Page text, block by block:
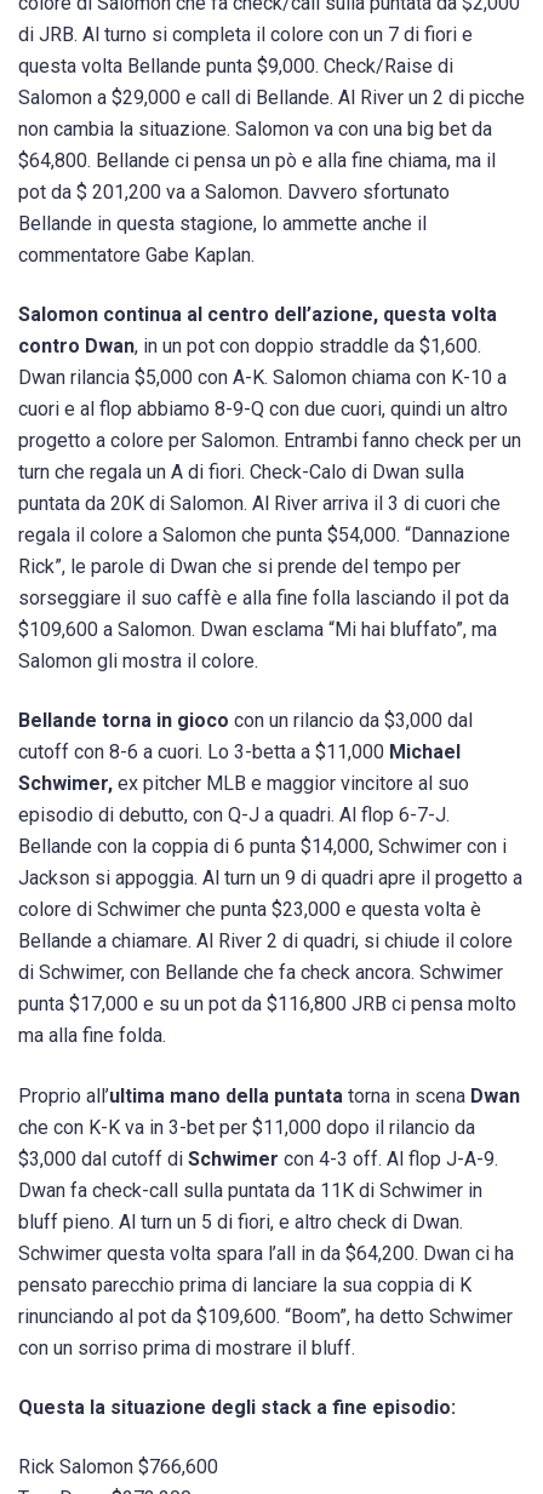
di JRB. Al turno si completa il colore con un 7 di fiori e
questa volta Bellande punta $9,000. Check/Raise di
Salomon a $29,000 e call di Bellande. Al River un 2 di picche
non cambia la situazione. Salomon va con una big bet da
$64,800. Bellande ci pensa un pò e alla fine chiama, ma il
pot da $ 201,200 va a Salomon. Davvero sfortunato
Bellande in questa stagione, lo ammette anche il
commentatore Gabe Kaplan.
Salomon continua al centro dell’azione, questa volta
contro Dwan, in un pot con doppio straddle da $1,600.
Dwan rilancia $5,000 con A-K. Salomon chiama con K-10 a
cuori e al flop abbiamo 8-9-Q con due cuori, quindi un altro
progetto a colore per Salomon. Entrambi fanno check per un
turn che regala un A di fiori. Check-Calo di Dwan sulla
puntata da 20K di Salomon. Al River arriva il 3 di cuori che
regala il colore a Salomon che punta $54,000. “Dannazione
Rick”, le parole di Dwan che si prende del tempo per
sorseggiare il suo caffè e alla fine folla lasciando il pot da
$109,600 a Salomon. Dwan esclama “Mi hai bluffato”, ma
Salomon gli mostra il colore.
Bellande torna in gioco con un rilancio da $3,000 dal
cutoff con 8-6 a cuori. Lo 3-betta a $11,000 Michael
Schwimer, ex pitcher MLB e maggior vincitore al suo
episodio di debutto, con Q-J a quadri. Al flop 6-7-J.
Bellande con la coppia di 6 punta $14,000, Schwimer con i
Jackson si appoggia. Al turn un 9 di quadri apre il progetto a
colore di Schwimer che punta $23,000 e questa volta è
Bellande a chiamare. Al River 2 di quadri, si chiude il colore
di Schwimer, con Bellande che fa check ancora. Schwimer
punta $17,000 e su un pot da $116,800 JRB ci pensa molto
ma alla fine folda.
Proprio all’ultima mano della puntata torna in scena Dwan
che con K-K va in 3-bet per $11,000 dopo il rilancio da
$3,000 dal cutoff di Schwimer con 4-3 off. Al flop J-A-9.
Dwan fa check-call sulla puntata da 11K di Schwimer in
bluff pieno. Al turn un 5 di fiori, e altro check di Dwan.
Schwimer questa volta spara l’all in da $64,200. Dwan ci ha
pensato parecchio prima di lanciare la sua coppia di K
rinunciando al pot da $109,600. “Boom”, ha detto Schwimer
con un sorriso prima di mostrare il bluff.
Questa la situazione degli stack a fine episodio:
Rick Salomon $766,600